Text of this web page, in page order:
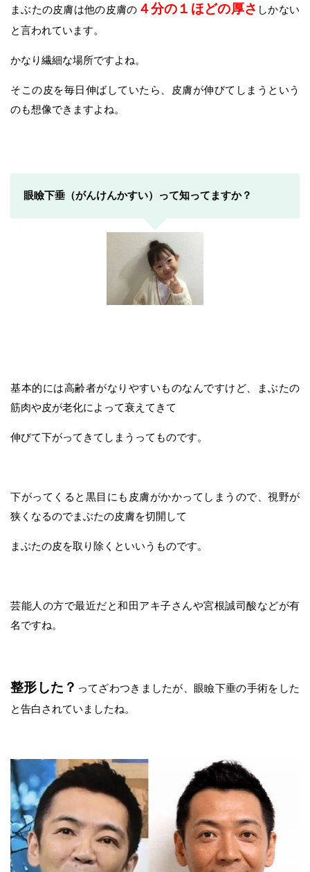
まぶたの皮膚は他の皮膚の ４分の１ほどの厚さ しかない
と言われています。
かなり繊細な場所ですよね。
そこの皮を毎日伸ばしていたら、皮膚が伸びてしまうという
のも想像できますよね。
眼瞼下垂（がんけんかすい）って知ってますか？
基本的には高齢者がなりやすいものなんですけど、まぶたの
筋肉や皮が老化によって衰えてきて
伸びて下がってきてしまうってものです。
下がってくると黒目にも皮膚がかかってしまうので、視野が
狭くなるのでまぶたの皮膚を切開して
まぶたの皮を取り除くといいうものです。
芸能人の方で最近だと和田アキ子さんや宮根誠司酸などが有
名ですね。
整形した？ ってざわつきましたが、眼瞼下垂の手術をした
と告白されていましたね。